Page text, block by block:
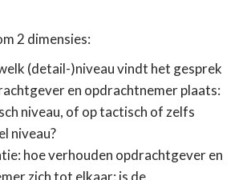
2 dimensies:
(detail-)niveau vindt het gesprek
en opdrachtnemer plaats:
niveau, of op tactisch of zelfs
niveau?
hoe verhouden opdrachtgever en
zich tot elkaar: is de